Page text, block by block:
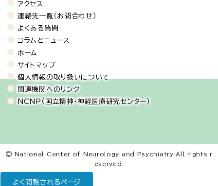
アクセス
連絡先一覧（お問合わせ）
よくある質問
コラムとニュース
ホーム
サイトマップ
個人情報の取り扱いについて
関連機関へのリンク
NCNP（国立精神・神経医療研究センター）
© National Center of Neurology and Psychiatry All rights r
eserved.
よく閲覧されるページ